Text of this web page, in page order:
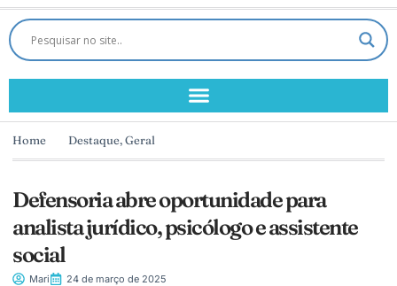
Home Destaque,Geral
Defensoria abre oportunidade para
analista jurídico, psicólogo e assistente
social
Mari 24 de março de 2025